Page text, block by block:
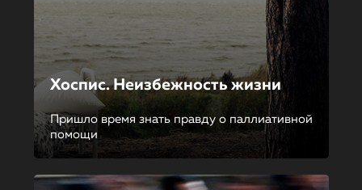
Хоспис. Неизбежность жизни
Пришло время знать правду о паллиативной
помощи